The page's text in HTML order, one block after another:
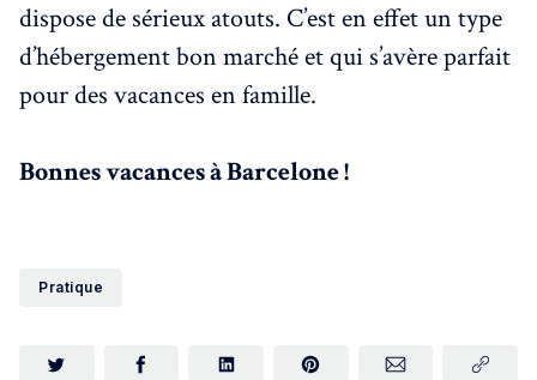
dispose de sérieux atouts. C’est en effet un type
d’hébergement bon marché et qui s’avère parfait
pour des vacances en famille.
Bonnes vacances à Barcelone !
Pratique